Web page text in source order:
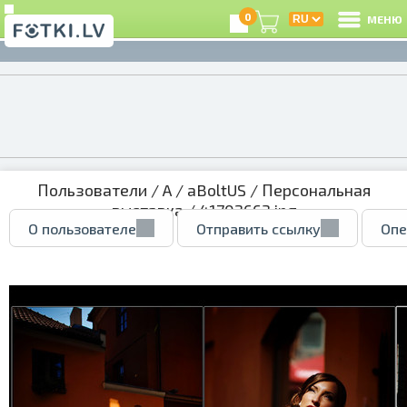
0 МЕНЮ
Пользователи /A/ aBoltUS / Персональная
выставка/ 41702663.jpg
О пользователе Отправить ссылку